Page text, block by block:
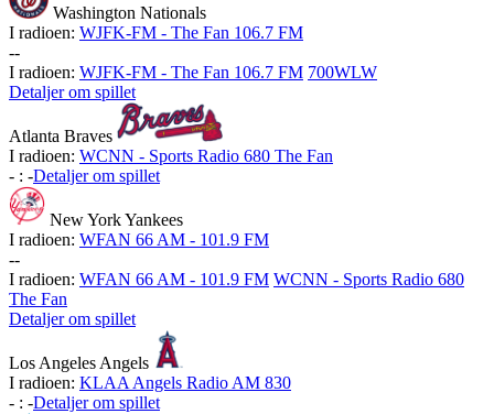
Washington Nationals
I radioen: WJFK-FM - The Fan 106.7 FM
--
I radioen: WJFK-FM - The Fan 106.7 FM 700WLW
Detaljer om spillet
Atlanta Braves
I radioen: WCNN - Sports Radio 680 The Fan
- : -Detaljer om spillet
New York Yankees
I radioen: WFAN 66 AM - 101.9 FM
--
I radioen: WFAN 66 AM - 101.9 FM WCNN - Sports Radio 680
The Fan
Detaljer om spillet
Los Angeles Angels
I radioen: KLAA Angels Radio AM 830
- : -Detaljer om spillet